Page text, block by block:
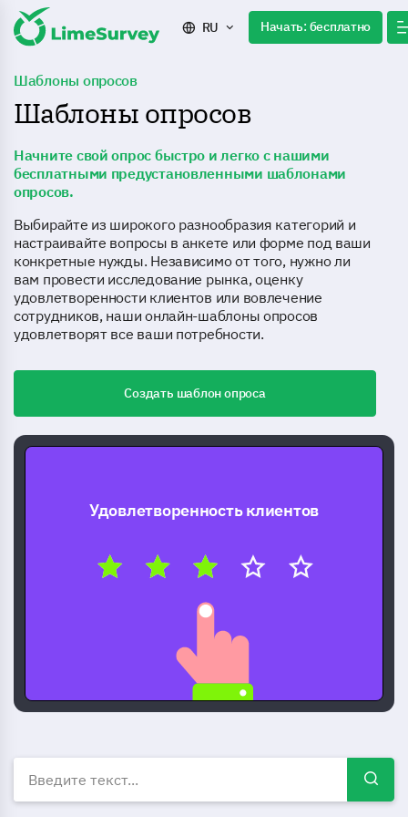
RU Начать: бесплатно
Шаблоны опросов
Шаблоны опросов
Начните свой опрос быстро и легко с нашими
бесплатными предустановленными шаблонами
опросов.
Выбирайте из широкого разнообразия категорий и
настраивайте вопросы в анкете или форме под ваши
конкретные нужды. Независимо от того, нужно ли
вам провести исследование рынка, оценку
удовлетворенности клиентов или вовлечение
сотрудников, наши онлайн-шаблоны опросов
удовлетворят все ваши потребности.
Создать шаблон опроса
Удовлетворенность клиентов
Бесплатные шаблоны